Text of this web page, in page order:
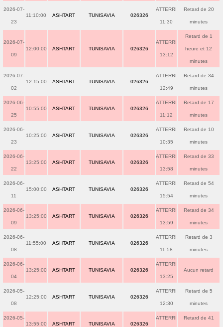
2026-07-
23
11:10:00 ASHTART TUNISAVIA 026326
ATTERRI
11:30
Retard de 20
minutes
2026-07-
09
12:00:00 ASHTART TUNISAVIA 026326
ATTERRI
13:12
Retard de 1
heure et 12
minutes
2026-07-
02
12:15:00 ASHTART TUNISAVIA 026326
ATTERRI
12:49
Retard de 34
minutes
2026-06-
25
10:55:00 ASHTART TUNISAVIA 026326
ATTERRI
11:12
Retard de 17
minutes
2026-06-
23
10:25:00 ASHTART TUNISAVIA 026326
ATTERRI
10:35
Retard de 10
minutes
2026-06-
22
13:25:00 ASHTART TUNISAVIA 026326
ATTERRI
13:58
Retard de 33
minutes
2026-06-
11
15:00:00 ASHTART TUNISAVIA 026326
ATTERRI
15:54
Retard de 54
minutes
2026-06-
09
13:25:00 ASHTART TUNISAVIA 026326
ATTERRI
13:59
Retard de 34
minutes
2026-06-
08
11:55:00 ASHTART TUNISAVIA 026326
ATTERRI
11:58
Retard de 3
minutes
2026-06-
04
13:25:00 ASHTART TUNISAVIA 026326
ATTERRI
13:25
Aucun retard
2026-05-
08
12:25:00 ASHTART TUNISAVIA 026326
ATTERRI
12:30
Retard de 5
minutes
2026-05-
13:55:00 ASHTART TUNISAVIA 026326
ATTERRI Retard de 41